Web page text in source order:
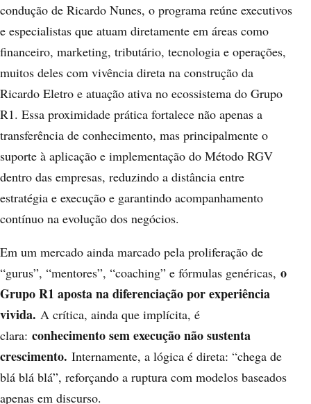
condução de Ricardo Nunes, o programa reúne executivos
e especialistas que atuam diretamente em áreas como
financeiro, marketing, tributário, tecnologia e operações,
muitos deles com vivência direta na construção da
Ricardo Eletro e atuação ativa no ecossistema do Grupo
R1. Essa proximidade prática fortalece não apenas a
transferência de conhecimento, mas principalmente o
suporte à aplicação e implementação do Método RGV
dentro das empresas, reduzindo a distância entre
estratégia e execução e garantindo acompanhamento
contínuo na evolução dos negócios.
Em um mercado ainda marcado pela proliferação de
“gurus”, “mentores”, “coaching” e fórmulas genéricas, o
Grupo R1 aposta na diferenciação por experiência
vivida. A crítica, ainda que implícita, é
clara: conhecimento sem execução não sustenta
crescimento. Internamente, a lógica é direta: “chega de
blá blá blá”, reforçando a ruptura com modelos baseados
apenas em discurso.